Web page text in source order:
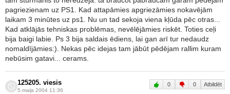
pagriezienam uz PS1. Kad attapāmies apgriezāmies nokavējām
laikam 3 minūtes uz ps1. Nu un tad sekoja viena kļūda pēc otras...
Kad atklājās tehniskas problēmas, nevēlējāmies riskēt. Toties ceļi
bija baigi labie. Ps 3 bija saldais ēdiens, lai gan arī tur nedaudz
nomaldījāmies:). Nekas pēc idejas tam jābūt pēdējam rallim kuram
nebūsim gatavi... cerams.
125205. viesis
5.maijs 2004 11:36
0 0 Atbildēt